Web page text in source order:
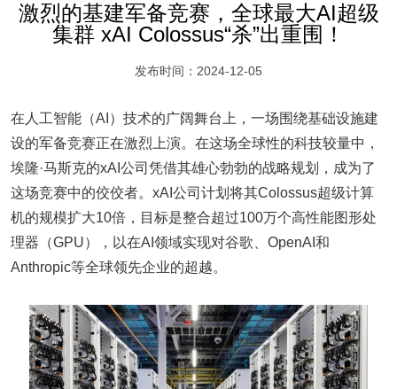
激烈的基建军备竞赛，全球最大AI超级
集群 xAI Colossus“杀”出重围！
发布时间：2024-12-05
在人工智能（AI）技术的广阔舞台上，一场围绕基础设施建
设的军备竞赛正在激烈上演。在这场全球性的科技较量中，
埃隆·马斯克的xAI公司凭借其雄心勃勃的战略规划，成为了
这场竞赛中的佼佼者。xAI公司计划将其Colossus超级计算
机的规模扩大10倍，目标是整合超过100万个高性能图形处
理器（GPU），以在AI领域实现对谷歌、OpenAI和
Anthropic等全球领先企业的超越。